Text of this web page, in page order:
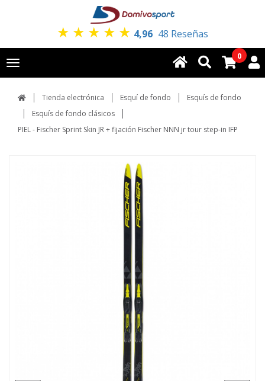
★ ★ ★ ★ ★ 4,96 48 Reseñas
Toggle
navigation
0
Tienda electrónica Esquí de fondo
Esquís de fondo
Esquís de fondo clásicos
PIEL - Fischer Sprint Skin JR + fijación Fischer NNN jr tour step-in IFP